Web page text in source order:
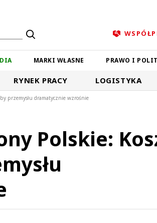
MARKI WŁASNE PRAWO I
RYNEK PRACY LOGISTYKA
przemysłu dramatycznie wzrośnie
Polskie: